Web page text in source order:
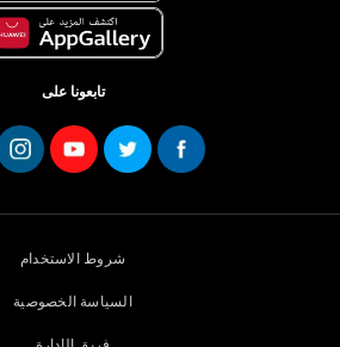
تابعونا على
شروط الاستخدام
السياسة الخصوصية